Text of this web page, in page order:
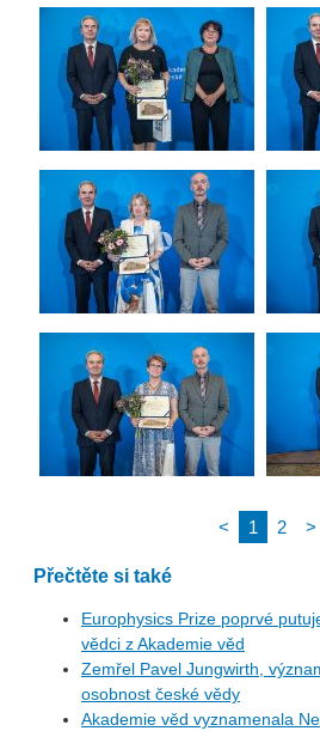
< 1 2 >
Přečtěte si také
Europhysics Prize poprvé
vědci z Akademie věd
Zemřel Pavel Jungwirth,
osobnost české vědy
Akademie věd vyznamenala